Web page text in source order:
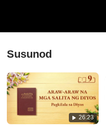
Susunod
26:23